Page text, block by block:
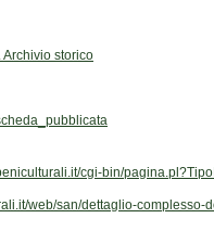
storico
cgi-bin/
web/san/dettaglio-